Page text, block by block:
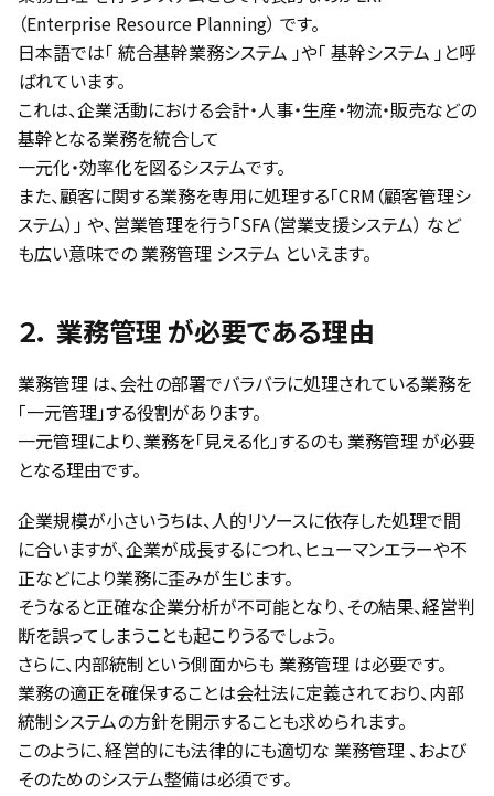
（Enterprise Resource Planning） です。
日本語では「 統合基幹業務システム 」や「 基幹システム 」と呼
ばれています。
これは、企業活動における会計・人事・生産・物流・販売などの
基幹となる業務を統合して
一元化・効率化を図るシステムです。
また、顧客に関する業務を専用に処理する「CRM（顧客管理シ
ステム）」 や、営業管理を行う「SFA（営業支援システム） など
も広い意味での 業務管理 システム といえます。
２． 業務管理 が必要である理由
業務管理 は、会社の部署でバラバラに処理されている業務を
「一元管理」する役割があります。
一元管理により、業務を「見える化」するのも 業務管理 が必要
となる理由です。
企業規模が小さいうちは、人的リソースに依存した処理で間
に合いますが、企業が成長するにつれ、ヒューマンエラーや不
正などにより業務に歪みが生じます。
そうなると正確な企業分析が不可能となり、その結果、経営判
断を誤ってしまうことも起こりうるでしょう。
さらに、内部統制という側面からも 業務管理 は必要です。
業務の適正を確保することは会社法に定義されており、内部
統制システムの方針を開示することも求められます。
このように、経営的にも法律的にも適切な 業務管理 、および
そのためのシステム整備は必須です。